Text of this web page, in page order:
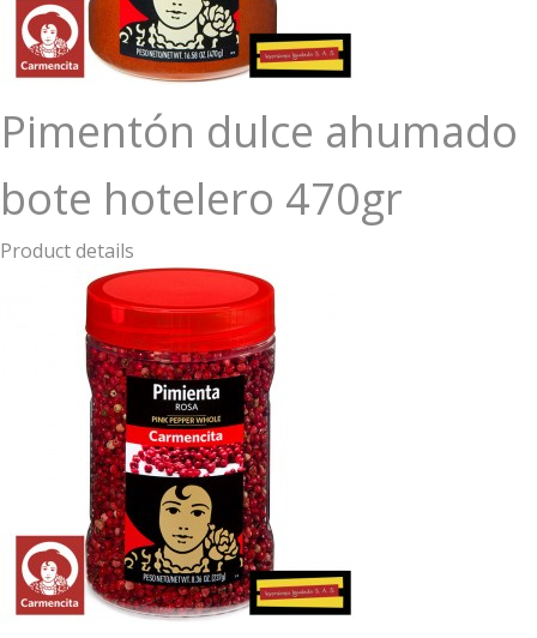
Pimentón dulce ahumado
bote hotelero 470gr
Product details